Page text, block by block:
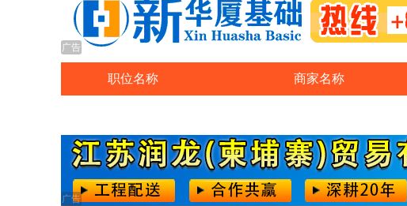
广告
职位名称 商家名称
广告